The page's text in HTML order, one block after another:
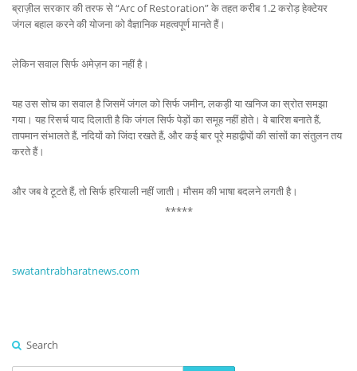
ब्राज़ील सरकार की तरफ से “Arc of Restoration” के तहत करीब 1.2 करोड़ हेक्टेयर
जंगल बहाल करने की योजना को वैज्ञानिक महत्वपूर्ण मानते हैं।
लेकिन सवाल सिर्फ अमेज़न का नहीं है।
यह उस सोच का सवाल है जिसमें जंगल को सिर्फ जमीन, लकड़ी या खनिज का स्रोत समझा
गया। यह रिसर्च याद दिलाती है कि जंगल सिर्फ पेड़ों का समूह नहीं होते। वे बारिश बनाते हैं,
तापमान संभालते हैं, नदियों को जिंदा रखते हैं, और कई बार पूरे महाद्वीपों की सांसों का संतुलन तय
करते हैं।
और जब वे टूटते हैं, तो सिर्फ हरियाली नहीं जाती। मौसम की भाषा बदलने लगती है।
*****
swatantrabharatnews.com
Search